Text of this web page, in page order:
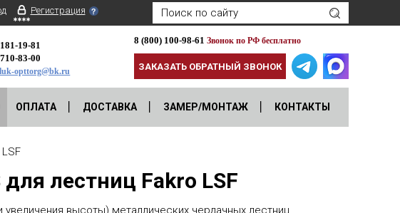
Регистрация
19-81
83-00
luk-opttorg@bk.ru
8 (800) 100-98-61 Звонок по РФ бесплатно
ЗАКАЗАТЬ ОБРАТНЫЙ ЗВОНОК
ОПЛАТА ДОСТАВКА ЗАМЕР/МОНТАЖ КОНТАКТЫ
лестниц Fakro LSF
высоты) металлических чердачных лестниц